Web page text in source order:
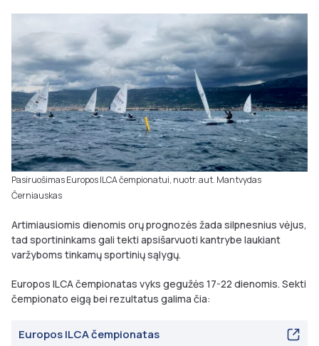
Pasiruošimas Europos ILCA čempionatui, nuotr. aut. Mantvydas
Černiauskas
Artimiausiomis dienomis orų prognozės žada silpnesnius vėjus,
tad sportininkams gali tekti apsišarvuoti kantrybe laukiant
varžyboms tinkamų sportinių sąlygų.
Europos ILCA čempionatas vyks gegužės 17-22 dienomis. Sekti
čempionato eigą bei rezultatus galima čia:
Europos ILCA čempionatas